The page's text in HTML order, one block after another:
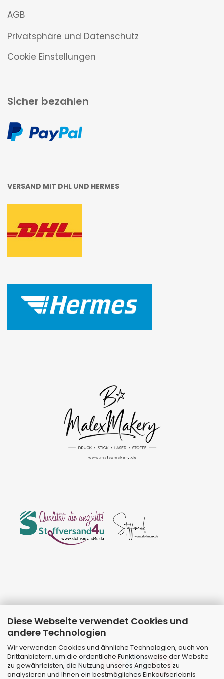
Diese Webseite verwendet Cookies und
andere Technologien
Wir verwenden Cookies und ähnliche Technologien, auch von
Drittanbietern, um die ordentliche Funktionsweise der Website
zu gewährleisten, die Nutzung unseres Angebotes zu
analysieren und Ihnen ein bestmögliches Einkaufserlebnis
AGB
Privatsphäre und Datenschutz
Cookie Einstellungen
Sicher bezahlen
VERSAND MIT DHL UND HERMES